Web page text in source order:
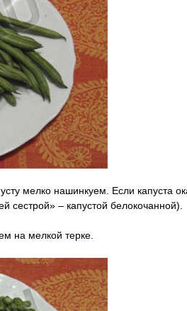
мелко нашинкуем. Если капуста
сестрой» – капустой белокочанной).
на мелкой терке.